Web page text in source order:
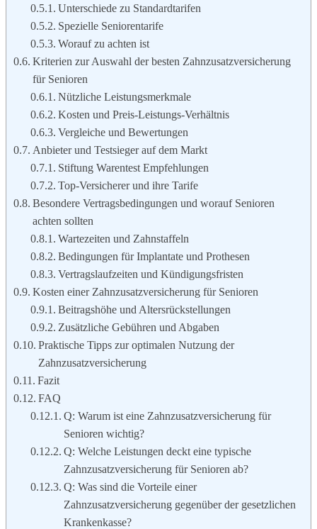
Unterschiede zu Standardtarifen
Spezielle Seniorentarife
Worauf zu achten ist
Kriterien zur Auswahl der besten Zahnzusatzversicherung
für Senioren
Nützliche Leistungsmerkmale
Kosten und Preis-Leistungs-Verhältnis
Vergleiche und Bewertungen
Anbieter und Testsieger auf dem Markt
Stiftung Warentest Empfehlungen
Top-Versicherer und ihre Tarife
Besondere Vertragsbedingungen und worauf Senioren
achten sollten
Wartezeiten und Zahnstaffeln
Bedingungen für Implantate und Prothesen
Vertragslaufzeiten und Kündigungsfristen
Kosten einer Zahnzusatzversicherung für Senioren
Beitragshöhe und Altersrückstellungen
Zusätzliche Gebühren und Abgaben
Praktische Tipps zur optimalen Nutzung der
Zahnzusatzversicherung
Fazit
FAQ
Q: Warum ist eine Zahnzusatzversicherung für
Senioren wichtig?
Q: Welche Leistungen deckt eine typische
Zahnzusatzversicherung für Senioren ab?
Q: Was sind die Vorteile einer
Zahnzusatzversicherung gegenüber der gesetzlichen
Krankenkasse?